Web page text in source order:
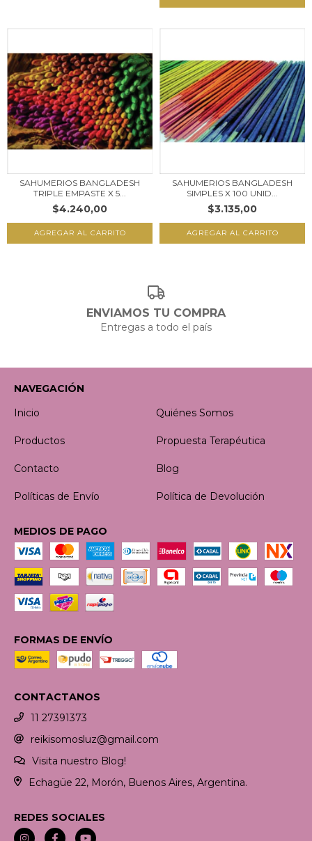
SAHUMERIOS BANGLADESH
TRIPLE EMPASTE X 5...
$4.240,00
AGREGAR AL CARRITO
SAHUMERIOS BANGLADESH
SIMPLES X 100 UNID...
$3.135,00
AGREGAR AL CARRITO
ENVIAMOS TU COMPRA
Entregas a todo el país
NAVEGACIÓN
Inicio
Quiénes Somos
Productos Propuesta Terapéutica
Contacto Blog
Políticas de Envío Política de Devolución
MEDIOS DE PAGO
FORMAS DE ENVÍO
CONTACTANOS
11 27391373
reikisomosluz@gmail.com
Visita nuestro Blog!
Echagüe 22, Morón, Buenos Aires, Argentina.
REDES SOCIALES